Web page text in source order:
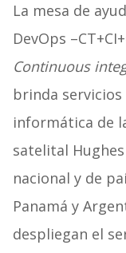
La mesa de
DevOps
Continuous
brinda
informática de
satelital
nacional y de
Panamá y
despliegan el